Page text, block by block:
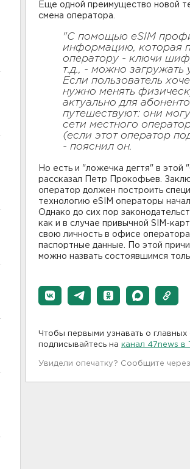
Еще одной преимущество новой
смена оператора.
"С помощью eSIM
информацию, которая
оператору - ключи
т.д., - можно загружать
Если пользователь
нужно менять
актуально для
путешествуют: они
сети местного
(если этот оператор
- пояснил он.
Но есть и "ложечка дегтя" в этой
рассказал Петр Прокофьев.
оператор должен построить
технологию eSIM операторы
Однако до сих пор
как и в случае привычной SIM-
свою личность в офисе оператора
паспортные данные. По этой
можно назвать состоявшимся
Чтобы первыми узнавать о
подписывайтесь на канал 47news в
Увидели опечатку? Сообщите